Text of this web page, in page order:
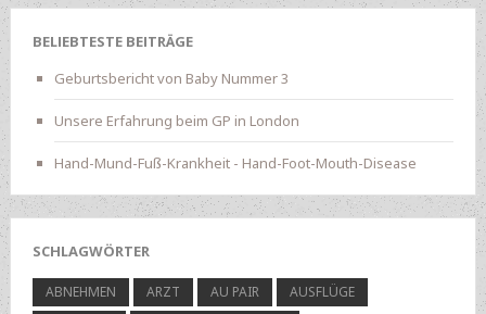
BELIEBTESTE BEITRÄGE
Geburtsbericht von Baby Nummer 3
Unsere Erfahrung beim GP in London
Hand-Mund-Fuß-Krankheit - Hand-Foot-Mouth-Disease
SCHLAGWÖRTER
ABNEHMEN ARZT AU PAIR
AUSFLÜGE